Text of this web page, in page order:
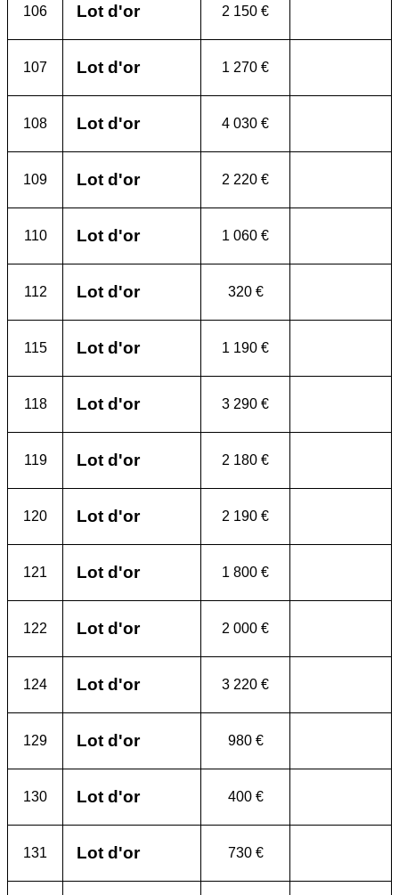
106 Lot d'or 2 150 €
107 Lot d'or 1 270 €
108 Lot d'or 4 030 €
109 Lot d'or 2 220 €
110 Lot d'or 1 060 €
112 Lot d'or 320 €
115 Lot d'or 1 190 €
118 Lot d'or 3 290 €
119 Lot d'or 2 180 €
120 Lot d'or 2 190 €
121 Lot d'or 1 800 €
122 Lot d'or 2 000 €
124 Lot d'or 3 220 €
129 Lot d'or 980 €
130 Lot d'or 400 €
131 Lot d'or 730 €